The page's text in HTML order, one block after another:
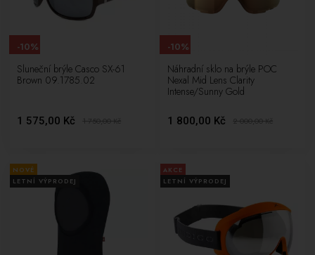
Sluneční brýle Casco SX-61
Brown 09.1785.02
1 575,00 Kč 1 750,00Kč
-10%
Náhradní sklo na brýle POC
Nexal Mid Lens Clarity
Intense/Sunny Gold
1 800,00 Kč 2 000,00Kč
-10%
NOVÉ
LETNÍ VÝPRODEJ
AKCE
LETNÍ VÝPRODEJ